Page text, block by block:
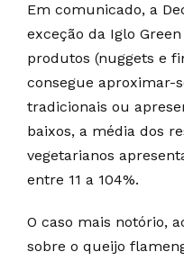
Em comunicado, a
exceção da Iglo
produtos (nuggets e
consegue aproximar-
tradicionais ou
baixos, a média dos
vegetarianos
entre 11 a 104%.
O caso mais notório,
sobre o queijo